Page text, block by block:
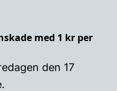
med 1 kr per
den 17